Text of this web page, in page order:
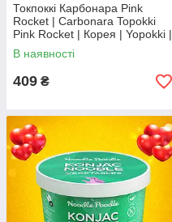
Токпоккі Карбонара Pink
Rocket | Carbonara Topokki
Pink Rocket | Корея | Yopokki |
240 г Ч
В наявності
409 ₴